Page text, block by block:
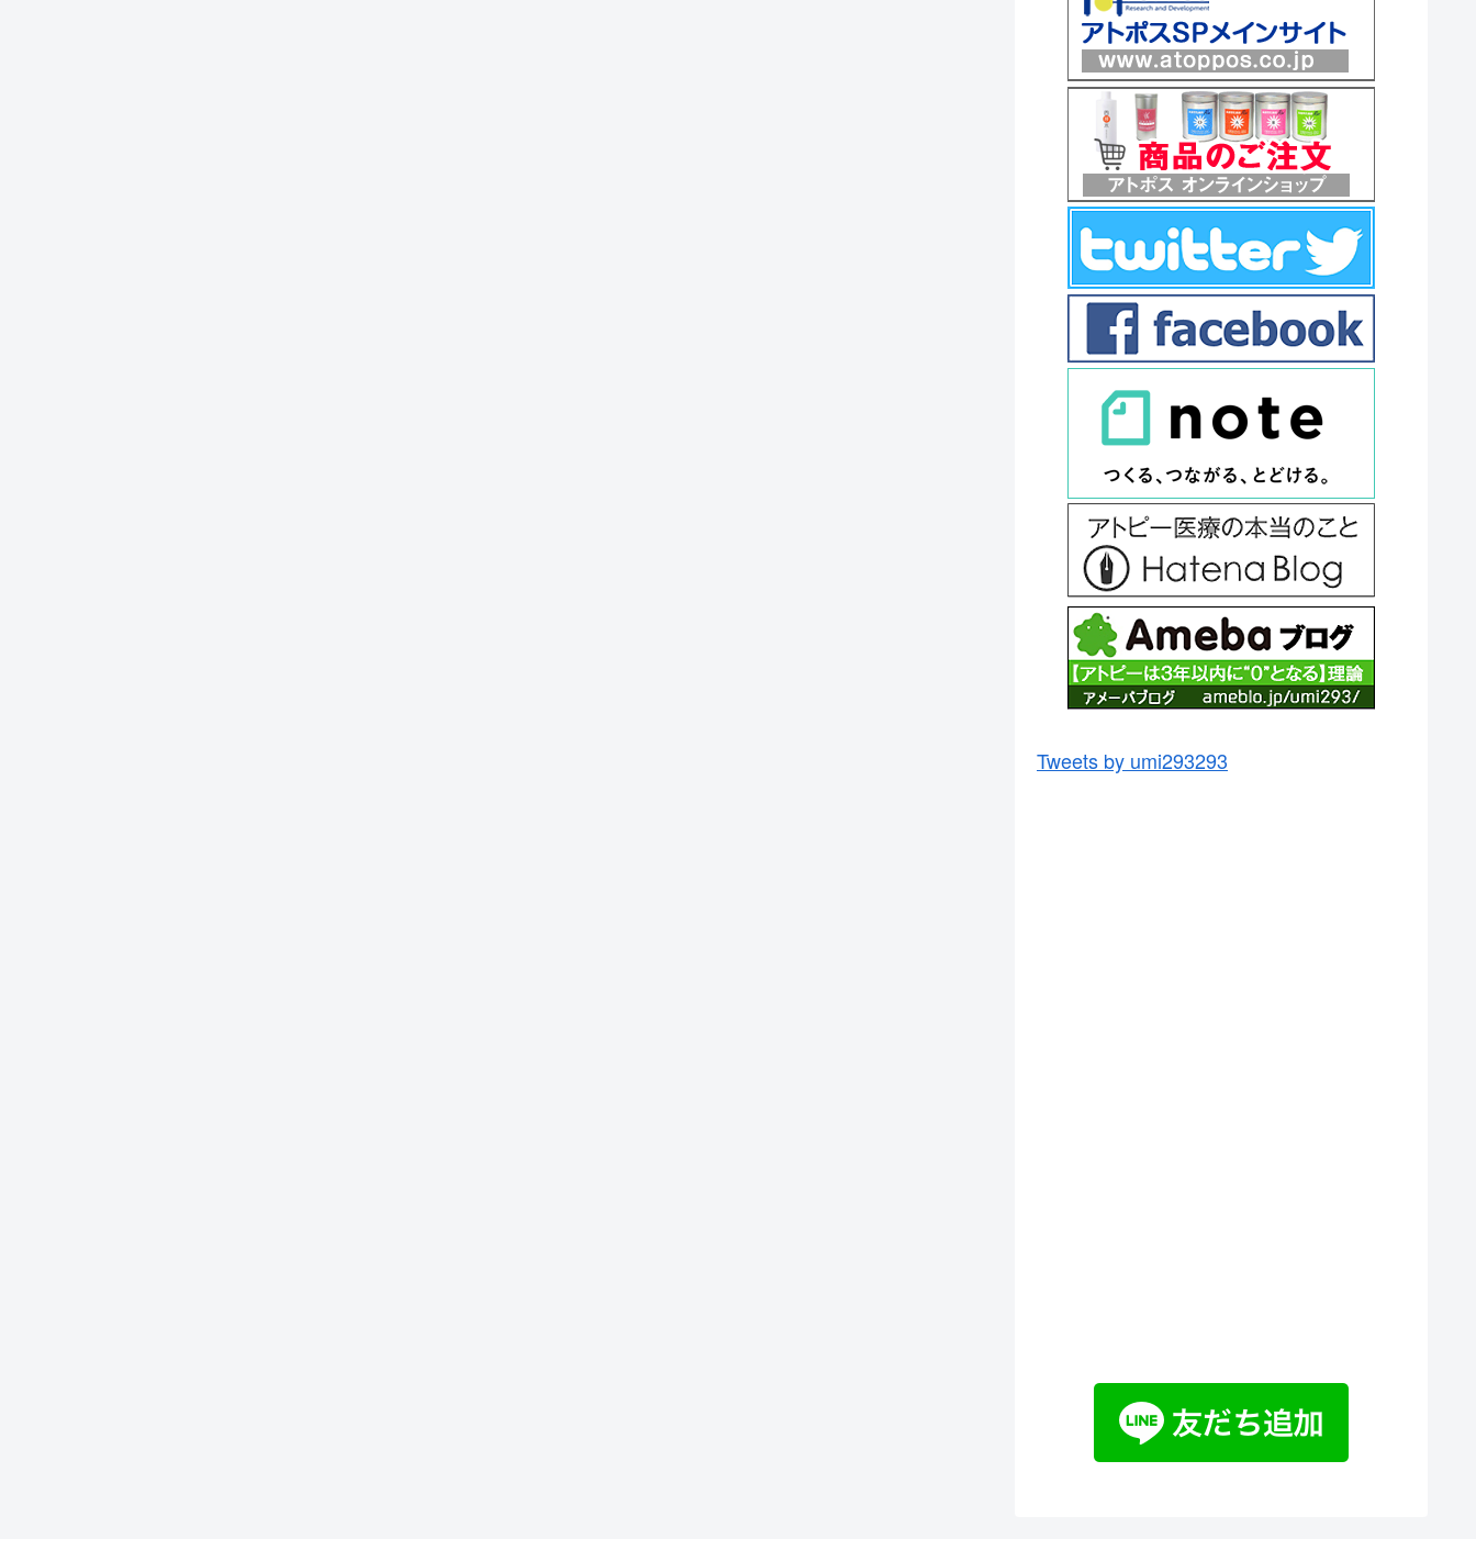
Tweets by umi293293